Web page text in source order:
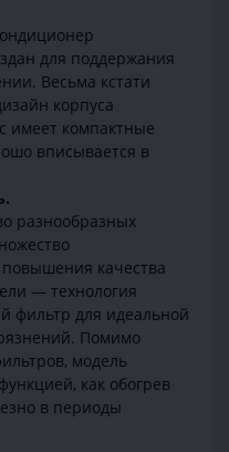
для поддержания
Весьма кстати
корпуса
имеет компактные
вписывается в
разнообразных
качества
— технология
фильтр для идеальной
Помимо
модель
как обогрев
в периоды